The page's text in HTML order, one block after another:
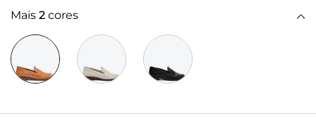
Mais 2 cores